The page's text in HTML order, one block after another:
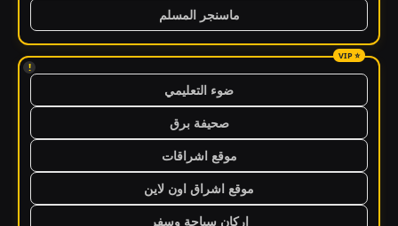
ماسنجر المسلم
!
ضوء التعليمي
صحيفة برق
موقع اشراقات
موقع اشراق اون لاين
اركان سياحة وسفر